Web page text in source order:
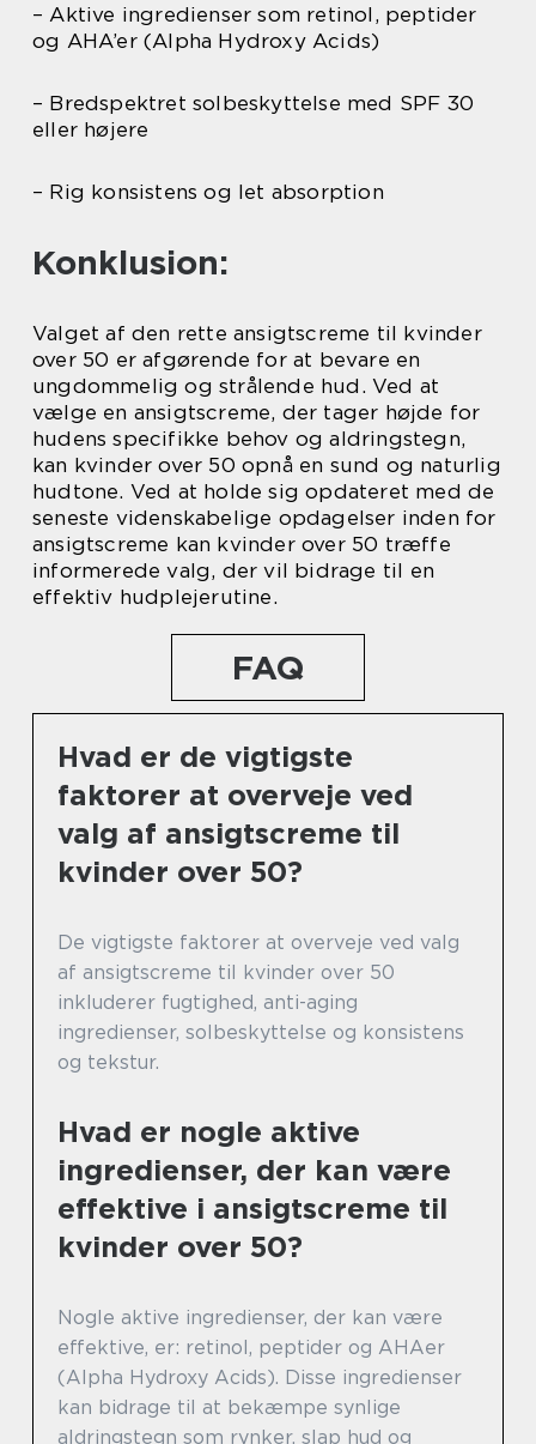
– Aktive ingredienser som retinol, peptider
og AHA’er (Alpha Hydroxy Acids)
– Bredspektret solbeskyttelse med SPF 30
eller højere
– Rig konsistens og let absorption
Konklusion:
Valget af den rette ansigtscreme til kvinder
over 50 er afgørende for at bevare en
ungdommelig og strålende hud. Ved at
vælge en ansigtscreme, der tager højde for
hudens specifikke behov og aldringstegn,
kan kvinder over 50 opnå en sund og naturlig
hudtone. Ved at holde sig opdateret med de
seneste videnskabelige opdagelser inden for
ansigtscreme kan kvinder over 50 træffe
informerede valg, der vil bidrage til en
effektiv hudplejerutine.
FAQ
Hvad er de vigtigste
faktorer at overveje ved
valg af ansigtscreme til
kvinder over 50?
De vigtigste faktorer at overveje ved valg
af ansigtscreme til kvinder over 50
inkluderer fugtighed, anti-aging
ingredienser, solbeskyttelse og konsistens
og tekstur.
Hvad er nogle aktive
ingredienser, der kan være
effektive i ansigtscreme til
kvinder over 50?
Nogle aktive ingredienser, der kan være
effektive, er: retinol, peptider og AHAer
(Alpha Hydroxy Acids). Disse ingredienser
kan bidrage til at bekæmpe synlige
aldringstegn som rynker, slap hud og